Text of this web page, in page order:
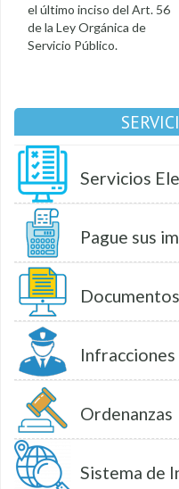
el último inciso del Art. 56
de la Ley Orgánica de
Servicio Público.
Servicios
Pague sus
Infracciones
Ordenanzas
Sistema de